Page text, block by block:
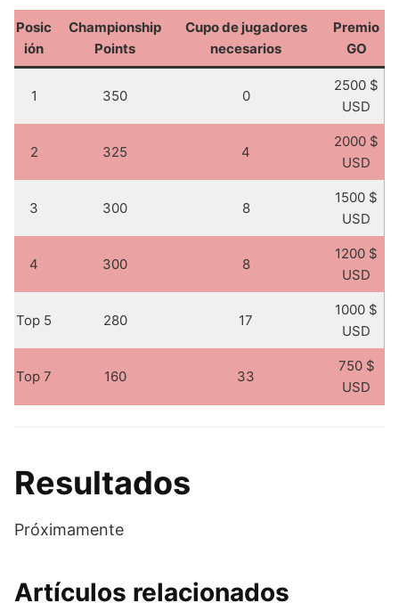
Posic
ión
Championship
Points
Cupo de jugadores
necesarios
Premio
GO
1 350 0
2500 $
USD
2 325 4
2000 $
USD
3 300 8
1500 $
USD
4 300 8
1200 $
USD
Top 5 280 17
1000 $
USD
Top 7 160 33
750 $
USD
Resultados
Próximamente
Artículos relacionados